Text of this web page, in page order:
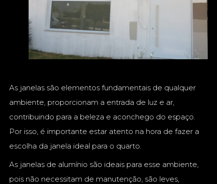
As janelas são elementos fundamentais de qualquer
ambiente, proporcionam a entrada de luz e ar,
contribuindo para a beleza e aconchego do espaço.
Por isso, é importante estar atento na hora de fazer a
escolha da janela ideal para o quarto.
As janelas de alumínio são ideais para esse ambiente,
pois não necessitam de manutenção, são leves,